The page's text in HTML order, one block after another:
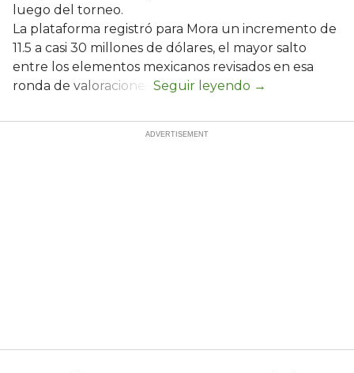
luego del torneo.
La plataforma registró para Mora un incremento de
11.5 a casi 30 millones de dólares, el mayor salto
entre los elementos mexicanos revisados en esa
ronda de valoraciones.